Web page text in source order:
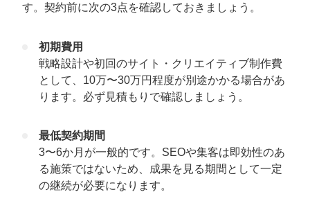
す。契約前に次の3点を確認しておきましょう。
初期費用
戦略設計や初回のサイト・クリエイティブ制作費
として、10万〜30万円程度が別途かかる場合があ
ります。必ず見積もりで確認しましょう。
最低契約期間
3〜6か月が一般的です。SEOや集客は即効性のあ
る施策ではないため、成果を見る期間として一定
の継続が必要になります。